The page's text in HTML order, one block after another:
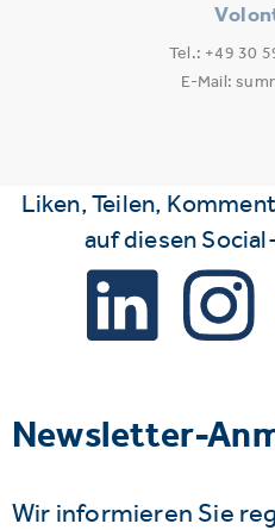
Tel.: +49 30
E-Mail:
Liken, Teilen,
auf diesen
Newsletter-
Wir informieren Sie